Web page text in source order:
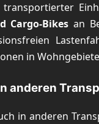
Cargo-Bikes an
in
anderen
in anderen